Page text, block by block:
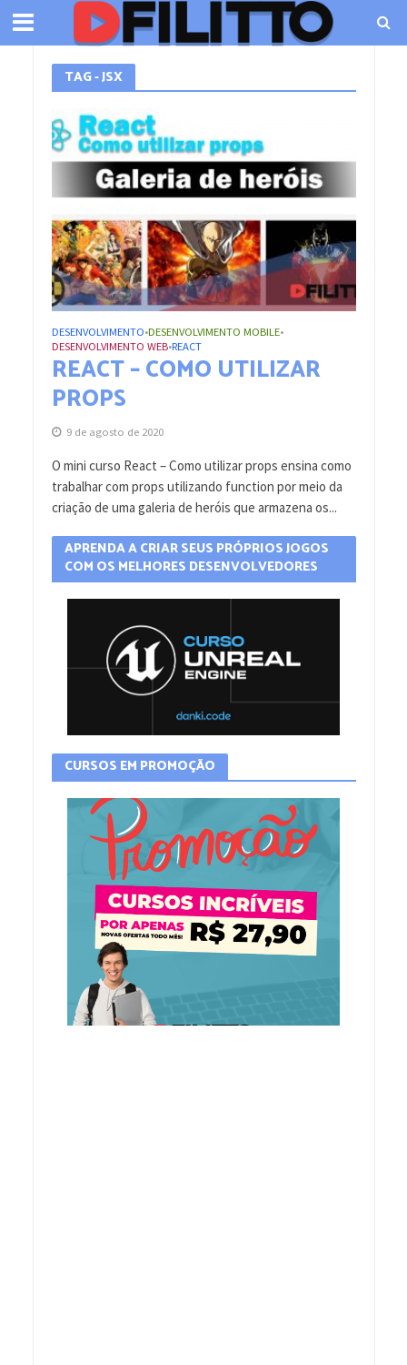
TAG - JSX
DESENVOLVIMENTO•DESENVOLVIMENTO MOBILE•
DESENVOLVIMENTO WEB•REACT
REACT – COMO UTILIZAR
PROPS
9 de agosto de 2020
O mini curso React – Como utilizar props ensina como
trabalhar com props utilizando function por meio da
criação de uma galeria de heróis que armazena os...
APRENDA A CRIAR SEUS PRÓPRIOS JOGOS
COM OS MELHORES DESENVOLVEDORES
CURSOS EM PROMOÇÃO